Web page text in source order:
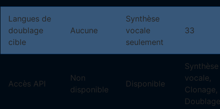
Langues de
doublage
cible
Aucune
Synthèse
vocale
seulement
33
Accès API
Non
disponible
Disponible
Synthèse
vocale,
Clonage,
Doublage